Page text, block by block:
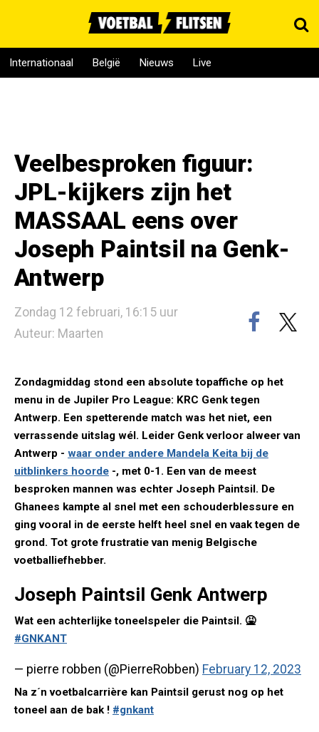
Internationaal België Nieuws Live
Veelbesproken figuur:
JPL-kijkers zijn het
MASSAAL eens over
Joseph Paintsil na Genk-
Antwerp
Zondag 12 februari, 16:15 uur
Auteur: Maarten
Zondagmiddag stond een absolute topaffiche op het
menu in de Jupiler Pro League: KRC Genk tegen
Antwerp. Een spetterende match was het niet, een
verrassende uitslag wél. Leider Genk verloor alweer van
Antwerp - waar onder andere Mandela Keita bij de
uitblinkers hoorde -, met 0-1. Een van de meest
besproken mannen was echter Joseph Paintsil. De
Ghanees kampte al snel met een schouderblessure en
ging vooral in de eerste helft heel snel en vaak tegen de
grond. Tot grote frustratie van menig Belgische
voetballiefhebber.
Joseph Paintsil Genk Antwerp
Wat een achterlijke toneelspeler die Paintsil. 🤮
#GNKANT
— pierre robben (@PierreRobben) February 12, 2023
Na z´n voetbalcarrière kan Paintsil gerust nog op het
toneel aan de bak ! #gnkant